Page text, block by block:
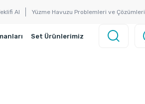
Al Yüzme Havuzu Problemleri ve Çözümleri
Set Ürünlerimiz